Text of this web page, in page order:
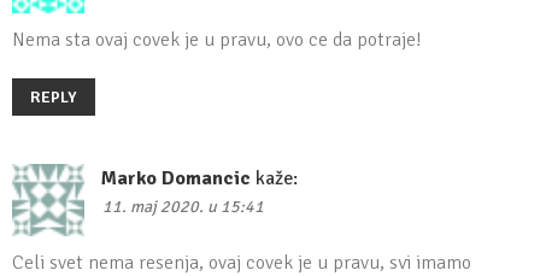
Nema sta ovaj covek je u pravu, ovo ce da potraje!
REPLY
Marko Domancic kaže:
11. maj 2020. u 15:41
Celi svet nema resenja, ovaj covek je u pravu, svi imamo